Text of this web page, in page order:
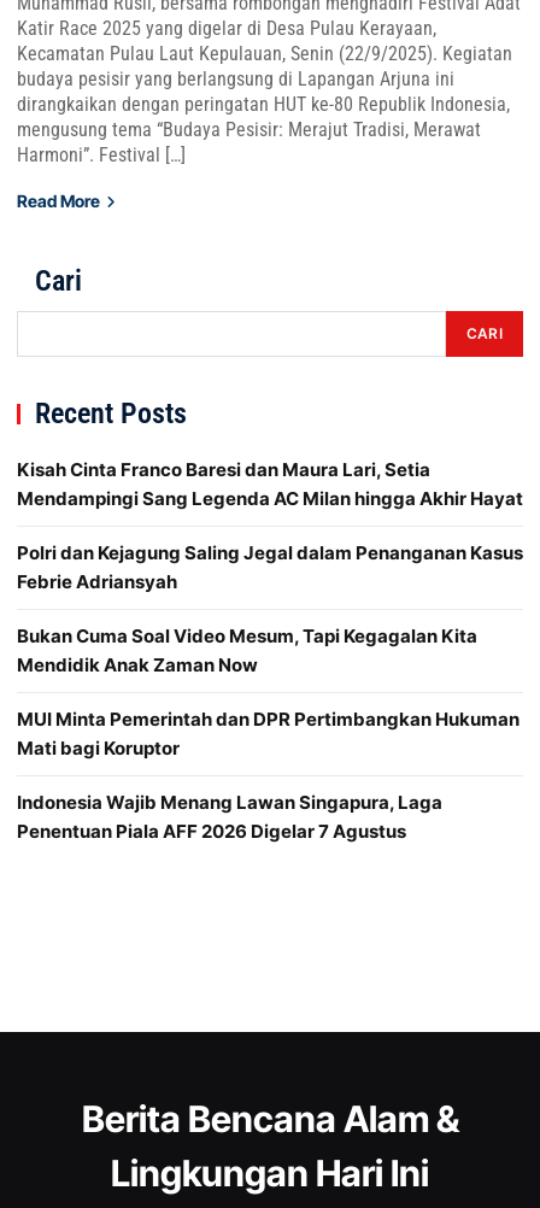
Katir Race 2025 yang digelar di Desa Pulau Kerayaan,
Kecamatan Pulau Laut Kepulauan, Senin (22/9/2025). Kegiatan
budaya pesisir yang berlangsung di Lapangan Arjuna ini
dirangkaikan dengan peringatan HUT ke-80 Republik Indonesia,
mengusung tema “Budaya Pesisir: Merajut Tradisi, Merawat
Harmoni”. Festival […]
Read More
Cari
CARI
Recent Posts
Kisah Cinta Franco Baresi dan Maura Lari, Setia
Mendampingi Sang Legenda AC Milan hingga Akhir Hayat
Polri dan Kejagung Saling Jegal dalam Penanganan Kasus
Febrie Adriansyah
Bukan Cuma Soal Video Mesum, Tapi Kegagalan Kita
Mendidik Anak Zaman Now
MUI Minta Pemerintah dan DPR Pertimbangkan Hukuman
Mati bagi Koruptor
Indonesia Wajib Menang Lawan Singapura, Laga
Penentuan Piala AFF 2026 Digelar 7 Agustus
Berita Bencana Alam &
Lingkungan Hari Ini